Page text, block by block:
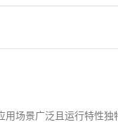
场景广泛且运行特性独